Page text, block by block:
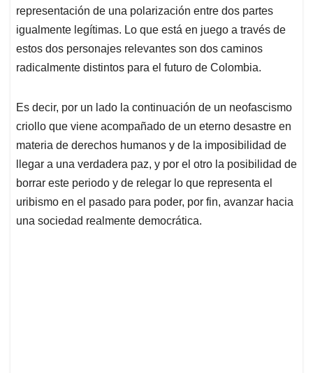
representación de una polarización entre dos partes
igualmente legítimas. Lo que está en juego a través de
estos dos personajes relevantes son dos caminos
radicalmente distintos para el futuro de Colombia.
Es decir, por un lado la continuación de un neofascismo
criollo que viene acompañado de un eterno desastre en
materia de derechos humanos y de la imposibilidad de
llegar a una verdadera paz, y por el otro la posibilidad de
borrar este periodo y de relegar lo que representa el
uribismo en el pasado para poder, por fin, avanzar hacia
una sociedad realmente democrática.